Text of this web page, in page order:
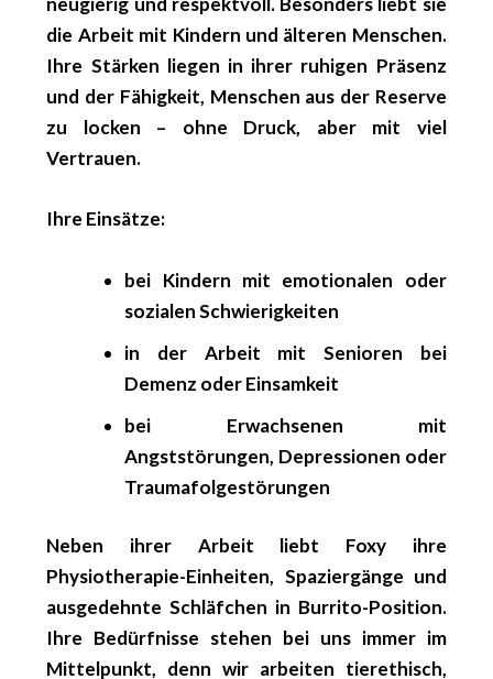
die Arbeit mit Kindern und älteren Menschen.
Ihre Stärken liegen in ihrer ruhigen Präsenz
und der Fähigkeit, Menschen aus der Reserve
zu locken – ohne Druck, aber mit viel
Vertrauen.
Ihre Einsätze:
bei Kindern mit emotionalen oder
sozialen Schwierigkeiten
in der Arbeit mit Senioren bei
Demenz oder Einsamkeit
bei Erwachsenen mit
Angststörungen, Depressionen oder
Traumafolgestörungen
Neben ihrer Arbeit liebt Foxy ihre
Physiotherapie-Einheiten, Spaziergänge und
ausgedehnte Schläfchen in Burrito-Position.
Ihre Bedürfnisse stehen bei uns immer im
Mittelpunkt, denn wir arbeiten tierethisch,